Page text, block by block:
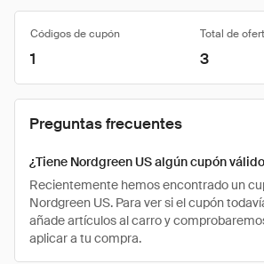
Códigos de cupón Total de
1 3
Preguntas frecuentes
¿Tiene Nordgreen US algún cupón
Recientemente hemos encontrado un
Nordgreen US. Para ver si el cupón
añade artículos al carro y
aplicar a tu compra.